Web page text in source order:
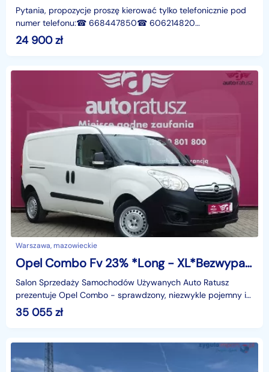
Pytania, propozycje proszę kierować tylko telefonicznie pod
numer telefonu:☎ 668447850☎ 606214820
24 900zł
Warszawa, mazowieckie
Opel Combo Fv 23% *Long - XL*Bezwypadkowy Org. Lakier*Pełny Serwis* 28 500 nett
Salon Sprzedaży Samochodów Używanych Auto Ratusz
prezentuje Opel Combo - sprawdzony, niezwykle pojemny i
oszczędny samochód dostawczy, który świetnie sprawdzi s
35 055 zł